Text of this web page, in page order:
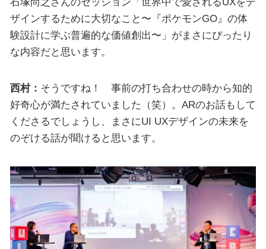
ザインするために大切なこと〜『ポケモンGO』の体
験設計に学ぶ普遍的な価値創出〜」がまさにぴったり
な内容だと思います。
西村： そうですね！ 事前の打ち合わせの時から知的
好奇心が満たされていました（笑）。ARのお話もして
くださるでしょうし、まさにUI UXデザインの未来を
のぞける話が聞けると思います。